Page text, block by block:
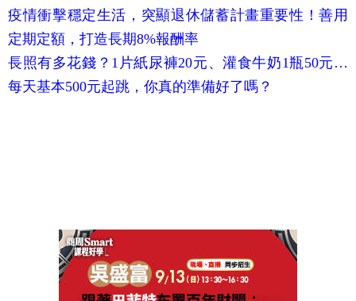
疫情衝擊穩定生活，突顯退休儲蓄計畫重要性！善用
定期定額，打造長期8%報酬率
長照有多花錢？1片紙尿褲20元、灌食牛奶1瓶50元…
每天基本500元起跳，你真的準備好了嗎？